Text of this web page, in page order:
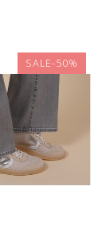
SALE-50%